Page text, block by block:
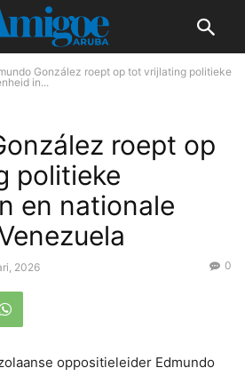
González roept op tot vrijlating politieke
in...
roept op
politieke
en nationale
2026 0
oppositieleider Edmundo